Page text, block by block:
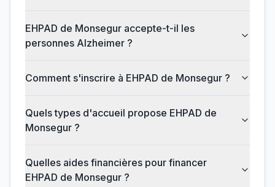
EHPAD de Monsegur accepte-t-il les
personnes Alzheimer ?
Comment s'inscrire à EHPAD de Monsegur ?
Quels types d'accueil propose EHPAD de
Monsegur ?
Quelles aides financières pour financer
EHPAD de Monsegur ?